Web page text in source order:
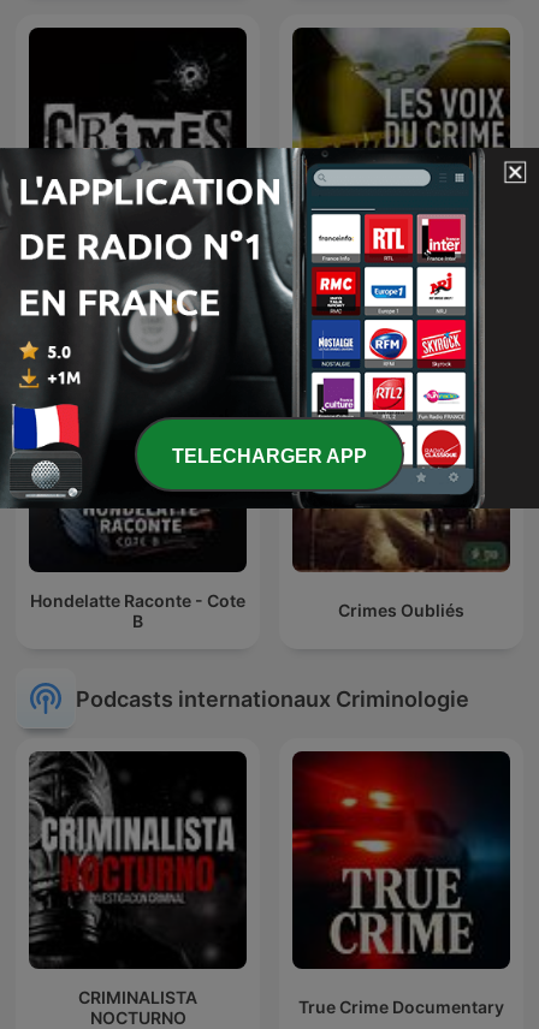
CRIMES • Histoires Vraies Les voix du crime
Hondelatte Raconte - Cote
B
Crimes Oubliés
Podcasts internationaux Criminologie
CRIMINALISTA
NOCTURNO
True Crime Documentary
TELECHARGER APP